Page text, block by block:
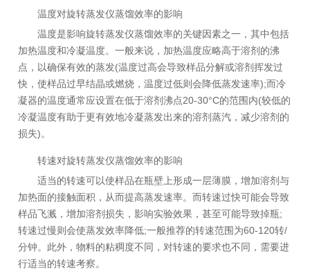
温度对旋转蒸发仪蒸馏效率的影响
温度是影响旋转蒸发仪蒸馏效率的关键因素之一，其中包括
加热温度和冷凝温度。一般来说，加热温度应略高于溶剂的沸
点，以确保有效的蒸发(温度过高会导致样品分解或溶剂挥发过
快，使样品过早结晶或燃烧，温度过低则会降低蒸发速率);而冷
凝器的温度通常应设置在低于溶剂沸点20-30°C的范围内(较低的
冷凝温度有助于更有效地冷凝蒸发出来的溶剂蒸汽，减少溶剂的
损失)。
转速对旋转蒸发仪蒸馏效率的影响
适当的转速可以使样品在瓶壁上形成一层薄膜，增加溶剂与
加热面的接触面积，从而提高蒸发速率。而转速过快可能会导致
样品飞溅，增加溶剂损失，影响实验效果，甚至可能导致掉瓶;
转速过慢则会使蒸发效率降低;一般推荐的转速范围为60-120转/
分钟。此外，物料的粘稠度不同，对转速的要求也不同，需要进
行适当的转速考察。